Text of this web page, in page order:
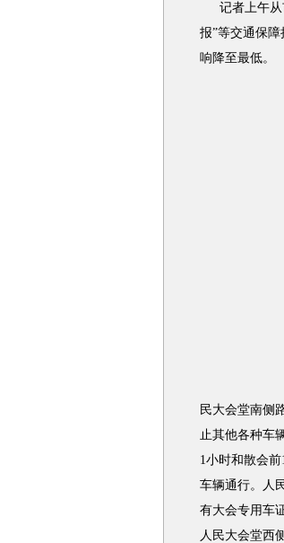
记者上午从
报”等交通保
响降至最低。
民大会堂南侧
止其他各种车
1小时和散会
车辆通行。人
有大会专用车
人民大会堂西